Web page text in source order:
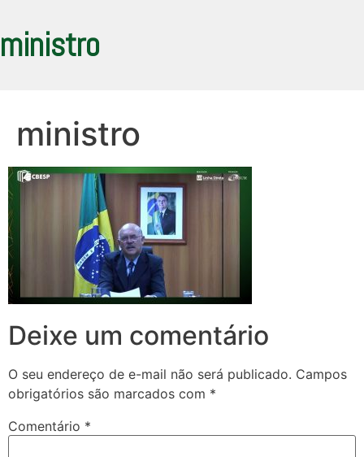
ministro
ministro
Deixe um comentário
O seu endereço de e-mail não será publicado. Campos
obrigatórios são marcados com *
Comentário *